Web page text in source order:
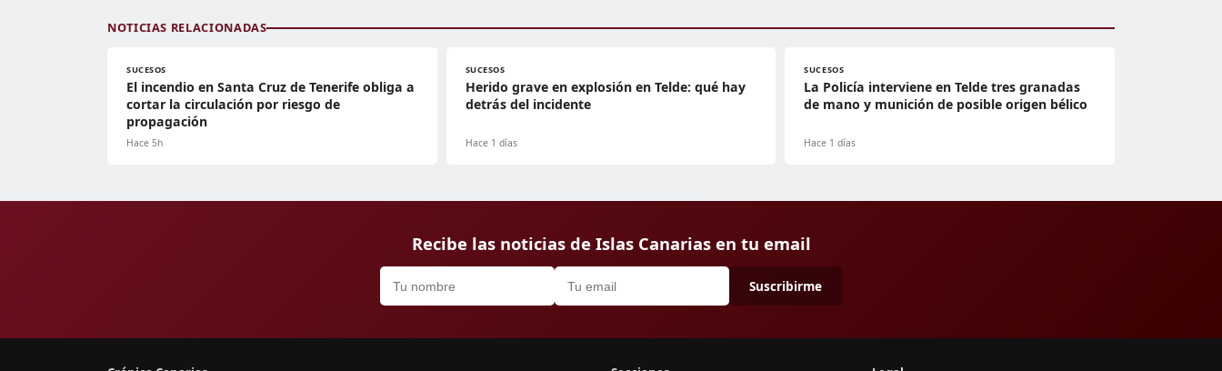
NOTICIAS RELACIONADAS
SUCESOS
El incendio en Santa Cruz de Tenerife obliga a
cortar la circulación por riesgo de
propagación
Hace 5h
SUCESOS
Herido grave en explosión en Telde: qué hay
detrás del incidente
Hace 1 días
SUCESOS
La Policía interviene en Telde tres granadas
de mano y munición de posible origen bélico
Hace 1 días
Recibe las noticias de Islas Canarias en tu email
Suscribirme